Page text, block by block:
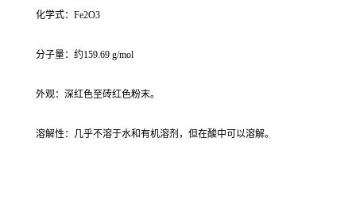
化学式：Fe2O3
分子量：约159.69 g/mol
外观：深红色至砖红色粉末。
溶解性：几乎不溶于水和有机溶剂，但在酸中可以溶解。